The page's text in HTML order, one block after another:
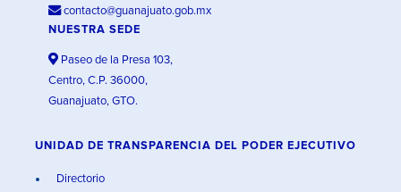
contacto@guanajuato.gob.mx
NUESTRA SEDE
Paseo de la Presa 103,
Centro, C.P. 36000,
Guanajuato, GTO.
UNIDAD DE TRANSPARENCIA DEL PODER EJECUTIVO
Directorio